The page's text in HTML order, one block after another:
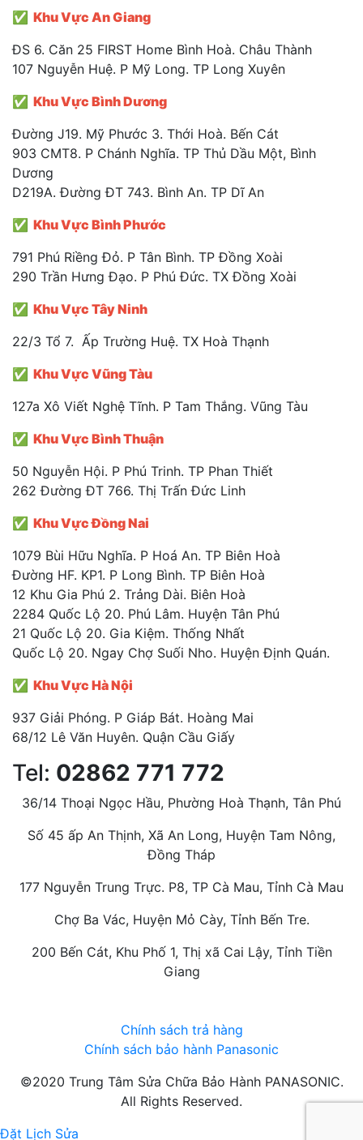
✅ Khu Vực An Giang
ĐS 6. Căn 25 FIRST Home Bình Hoà. Châu Thành
107 Nguyễn Huệ. P Mỹ Long. TP Long Xuyên
✅ Khu Vực Bình Dương
Đường J19. Mỹ Phước 3. Thới Hoà. Bến Cát
903 CMT8. P Chánh Nghĩa. TP Thủ Dầu Một, Bình
Dương
D219A. Đường ĐT 743. Bình An. TP Dĩ An
✅ Khu Vực Bình Phước
791 Phú Riềng Đỏ. P Tân Bình. TP Đồng Xoài
290 Trần Hưng Đạo. P Phú Đức. TX Đồng Xoài
✅ Khu Vực Tây Ninh
22/3 Tổ 7. Ấp Trường Huệ. TX Hoà Thạnh
✅ Khu Vực Vũng Tàu
127a Xô Viết Nghệ Tĩnh. P Tam Thắng. Vũng Tàu
✅ Khu Vực Bình Thuận
50 Nguyễn Hội. P Phú Trinh. TP Phan Thiết
262 Đường ĐT 766. Thị Trấn Đức Linh
✅ Khu Vực Đồng Nai
1079 Bùi Hữu Nghĩa. P Hoá An. TP Biên Hoà
Đường HF. KP1. P Long Bình. TP Biên Hoà
12 Khu Gia Phú 2. Trảng Dài. Biên Hoà
2284 Quốc Lộ 20. Phú Lâm. Huyện Tân Phú
21 Quốc Lộ 20. Gia Kiệm. Thống Nhất
Quốc Lộ 20. Ngay Chợ Suối Nho. Huyện Định Quán.
✅ Khu Vực Hà Nội
937 Giải Phóng. P Giáp Bát. Hoàng Mai
68/12 Lê Văn Huyên. Quận Cầu Giấy
Tel: 02862 771 772
Chính sách trả hàng
Chính sách bảo hành Panasonic
©2020 Trung Tâm Sửa Chữa Bảo Hành PANASONIC.
All Rights Reserved.
36/14 Thoại Ngọc Hầu, Phường Hoà Thạnh, Tân Phú
Số 45 ấp An Thịnh, Xã An Long, Huyện Tam Nông,
Đồng Tháp
177 Nguyễn Trung Trực. P8, TP Cà Mau, Tỉnh Cà Mau
Chợ Ba Vác, Huyện Mỏ Cày, Tỉnh Bến Tre.
200 Bến Cát, Khu Phố 1, Thị xã Cai Lậy, Tỉnh Tiền
Giang
Đặt Lịch Sửa